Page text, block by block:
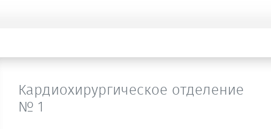
Кардиохирургическое отделение
№ 1